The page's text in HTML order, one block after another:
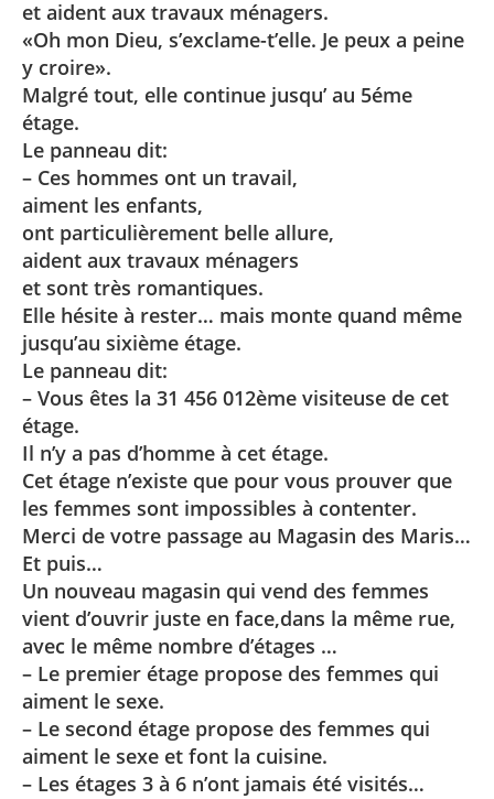
et aident aux travaux ménagers.
«Oh mon Dieu, s’exclame-t’elle. Je peux a peine
y croire».
Malgré tout, elle continue jusqu’ au 5éme
étage.
Le panneau dit:
– Ces hommes ont un travail,
aiment les enfants,
ont particulièrement belle allure,
aident aux travaux ménagers
et sont très romantiques.
Elle hésite à rester… mais monte quand même
jusqu’au sixième étage.
Le panneau dit:
– Vous êtes la 31 456 012ème visiteuse de cet
étage.
Il n’y a pas d’homme à cet étage.
Cet étage n’existe que pour vous prouver que
les femmes sont impossibles à contenter.
Merci de votre passage au Magasin des Maris…
Et puis…
Un nouveau magasin qui vend des femmes
vient d’ouvrir juste en face,dans la même rue,
avec le même nombre d’étages …
– Le premier étage propose des femmes qui
aiment le sexe.
– Le second étage propose des femmes qui
aiment le sexe et font la cuisine.
– Les étages 3 à 6 n’ont jamais été visités…